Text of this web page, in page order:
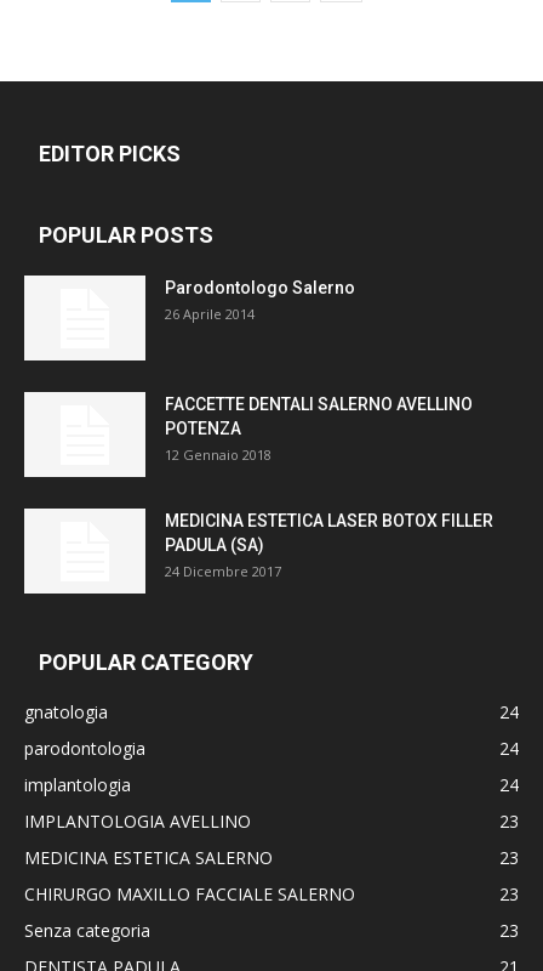
EDITOR PICKS
POPULAR POSTS
Parodontologo Salerno
26 Aprile 2014
FACCETTE DENTALI SALERNO AVELLINO
POTENZA
12 Gennaio 2018
MEDICINA ESTETICA LASER BOTOX FILLER
PADULA (SA)
24 Dicembre 2017
POPULAR CATEGORY
gnatologia
24
parodontologia
24
implantologia
24
IMPLANTOLOGIA AVELLINO
23
MEDICINA ESTETICA SALERNO
23
CHIRURGO MAXILLO FACCIALE SALERNO
23
Senza categoria
23
DENTISTA PADULA
21